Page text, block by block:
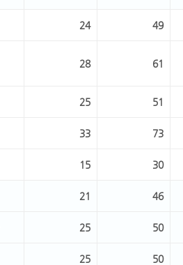
24 49
28 61
25 51
33 73
15 30
21 46
25 50
25 50